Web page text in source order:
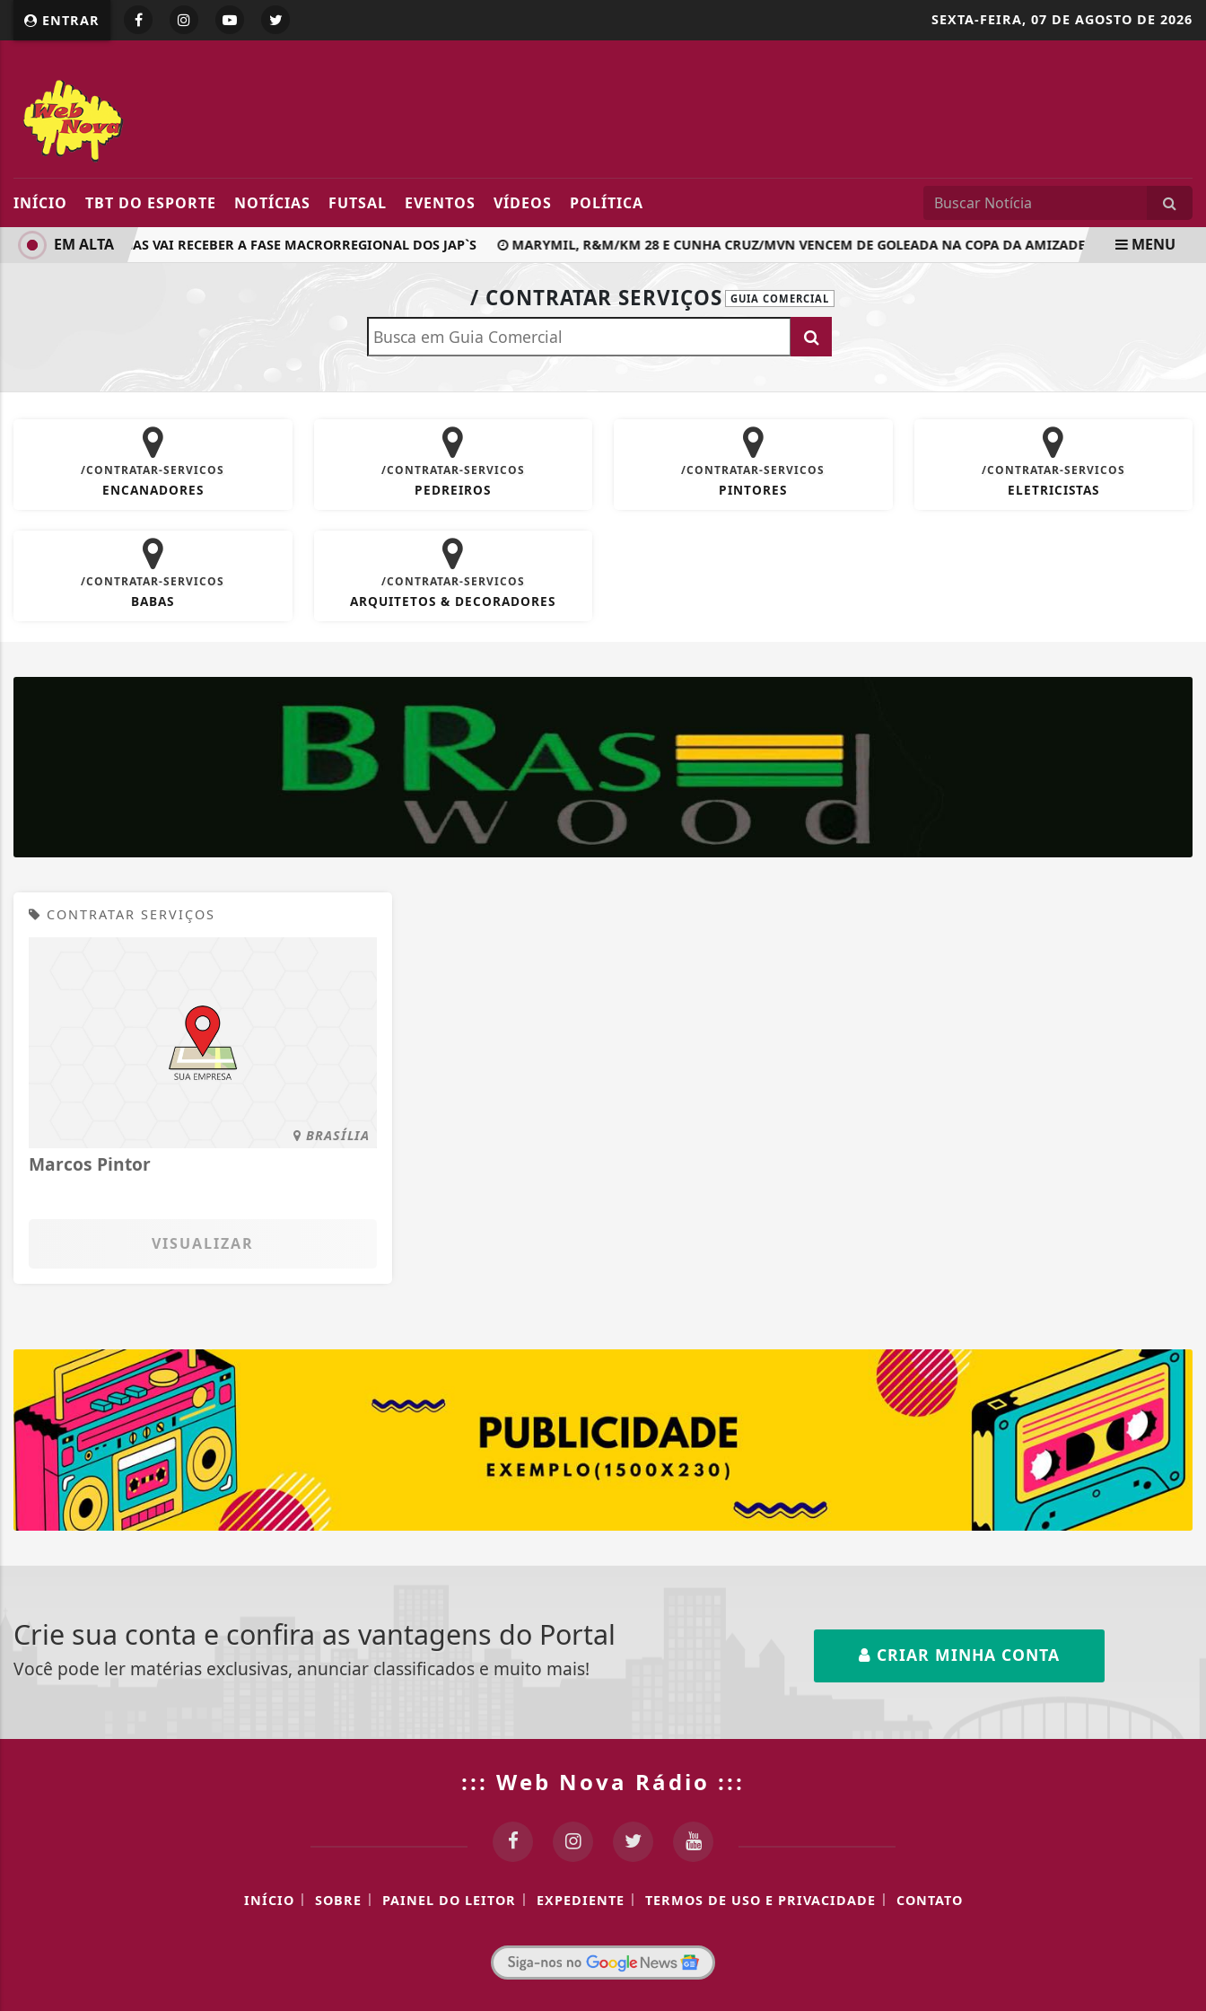
google.com, pub-5218898159836688, DIRECT, f08c47fec0942fa0
ENTRAR SEXTA-FEIRA, 07 DE AGOSTO DE 2026
INÍCIO TBT DO ESPORTE NOTÍCIAS FUTSAL EVENTOS VÍDEOS POLÍTICA
ARAPONGAS VAI RECEBER A FASE MACRORREGIONAL DOS JAP`S MARYMIL, R&M/KM 28 E CUNHA CRUZ/MVN VENCEM DE GOLEADA NA COPA DA AMIZADE OBRAS DE
EM ALTA MENU
/ CONTRATAR SERVIÇOS GUIA COMERCIAL
/CONTRATAR-SERVICOS
ENCANADORES
/CONTRATAR-SERVICOS
PEDREIROS
/CONTRATAR-SERVICOS
PINTORES
/CONTRATAR-SERVICOS
ELETRICISTAS
/CONTRATAR-SERVICOS
BABAS
/CONTRATAR-SERVICOS
ARQUITETOS & DECORADORES
CONTRATAR SERVIÇOS
BRASÍLIA
Marcos Pintor
VISUALIZAR
Crie sua conta e confira as vantagens do Portal
Você pode ler matérias exclusivas, anunciar classificados e muito mais!
CRIAR MINHA CONTA
::: Web Nova Rádio :::
INÍCIO | SOBRE | PAINEL DO LEITOR | EXPEDIENTE | TERMOS DE USO E PRIVACIDADE | CONTATO
Esse site utiliza cookies para melhorar sua experiência de navegação. Ao continuar o acesso, entendemos que você